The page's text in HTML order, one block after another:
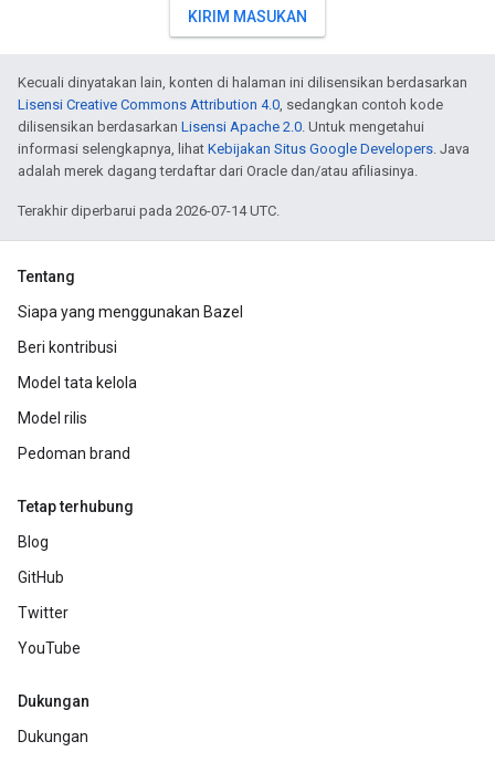
KIRIM MASUKAN
Kecuali dinyatakan lain, konten di halaman ini dilisensikan berdasarkan
Lisensi Creative Commons Attribution 4.0, sedangkan contoh kode
dilisensikan berdasarkan Lisensi Apache 2.0. Untuk mengetahui
informasi selengkapnya, lihat Kebijakan Situs Google Developers. Java
adalah merek dagang terdaftar dari Oracle dan/atau afiliasinya.
Terakhir diperbarui pada 2026-07-14 UTC.
Tentang
Siapa yang menggunakan Bazel
Beri kontribusi
Model tata kelola
Model rilis
Pedoman brand
Tetap terhubung
Blog
GitHub
Twitter
YouTube
Dukungan
Dukungan